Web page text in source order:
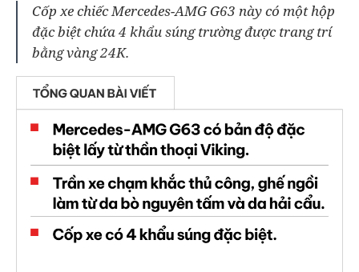
Cốp xe chiếc Mercedes-AMG G63 này có một hộp
đặc biệt chứa 4 khẩu súng trường được trang trí
bằng vàng 24K.